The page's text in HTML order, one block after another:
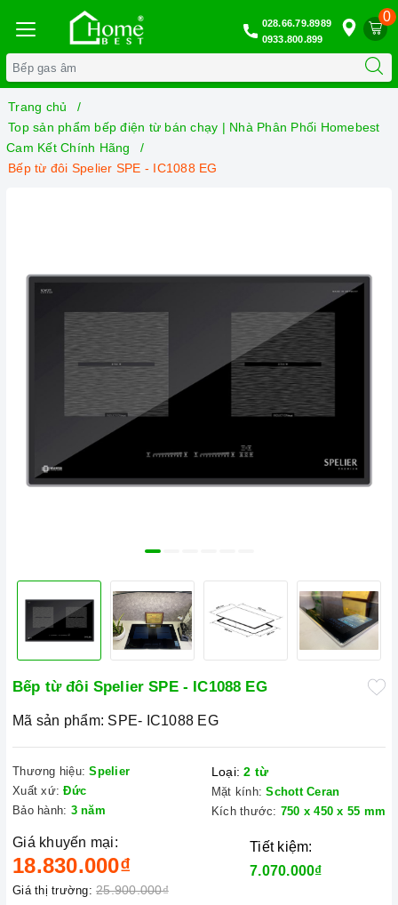
0
028.66.79.8989
0933.800.899
Trang chủ
Top sản phẩm bếp điện từ bán chạy | Nhà Phân Phối Homebest
Cam Kết Chính Hãng
Bếp từ đôi Spelier SPE - IC1088 EG
Bếp từ đôi Spelier SPE - IC1088 EG
Mã sản phẩm: SPE- IC1088 EG
Thương hiệu: Spelier
Xuất xứ: Đức
Bảo hành: 3 năm
Loại: 2 từ
Mặt kính: Schott Ceran
Kích thước: 750 x 450 x 55 mm
Giá khuyến mại:
18.830.000₫
Giá thị trường: 25.900.000₫
Tiết kiệm:
7.070.000₫